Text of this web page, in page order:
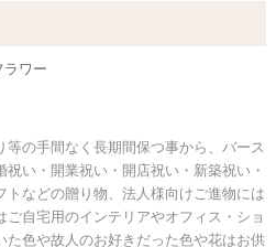
ワー
の手間なく長期間保つ事から、バース
い・開業祝い・開店祝い・新築祝い・
トなどの贈り物、法人様向けご進物には
自宅用のインテリアやオフィス・ショ
た色や故人のお好きだった色や花はお供